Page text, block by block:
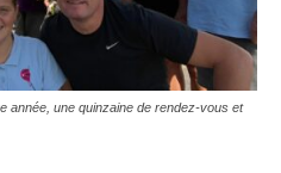
année, une quinzaine de rendez-vous et